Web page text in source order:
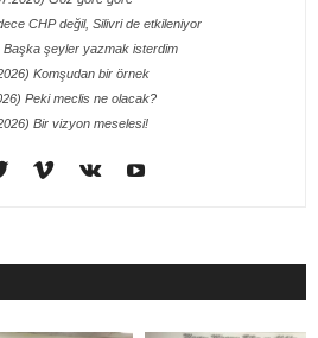
CHP değil, Silivri de etkileniyor
Başka şeyler yazmak isterdim
Komşudan bir örnek
Peki meclis ne olacak?
Bir vizyon meselesi!